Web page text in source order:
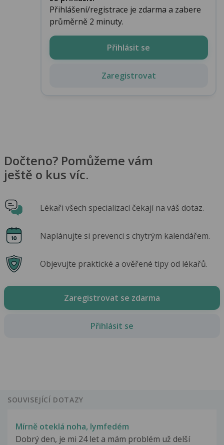
Přihlášení/registrace je zdarma a zabere
průměrně 2 minuty.
Přihlásit se
Zaregistrovat
Dočteno? Pomůžeme vám
ještě o kus víc.
Lékaři všech specializací čekají na váš dotaz.
Naplánujte si prevenci s chytrým kalendářem.
Objevujte praktické a ověřené tipy od lékařů.
Zaregistrovat se zdarma
Přihlásit se
SOUVISEJÍCÍ DOTAZY
Mírně oteklá noha, lymfedém
Dobrý den, je mi 24 let a mám problém už delší